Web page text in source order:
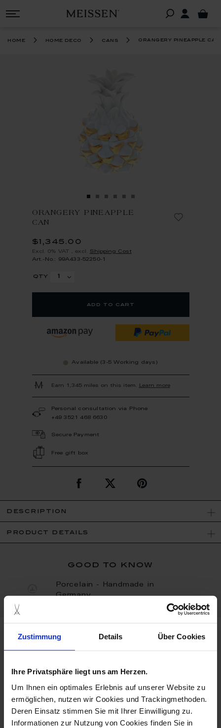
Zustimmung Details Über Cookies
Ihre Privatsphäre liegt uns am Herzen.
Um Ihnen ein optimales Erlebnis auf unserer Website zu
ermöglichen, nutzen wir Cookies und Trackingmethoden.
Deren Einsatz stimmen Sie mit Ihrer Einwilligung zu.
Informationen zur Nutzung von Cookies finden Sie in
home home deco cans orangery pineapple can
ORANGERY PINEAPPLE
CAN
$1,345.00
Excl. 0% VAT excl. Shipping Cost
Art.-No.: 99A433-52250-1
qty
add to cart
Available (3-5 Working days)
Earn 1,345 miles on this item. Learn more
Personal consultation via Phone
+49 3521 468 6630
Secure Payment
Free gift box
description
product details
good to know
Porcelain - Handmade in
Germany
more products from the
orangery collection